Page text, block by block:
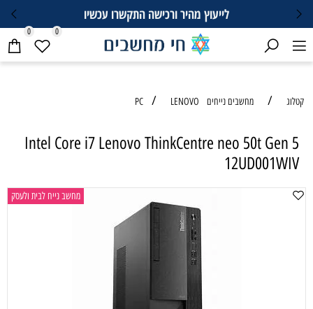
לייעוץ מהיר ורכישה התקשרו עכשיו
0 0
קטלוג / מחשבים נייחים PC / LENOVO
Intel Core i7 Lenovo ThinkCentre neo 50t Gen 5
12UD001WIV
מחשב נייח לבית ולעסק